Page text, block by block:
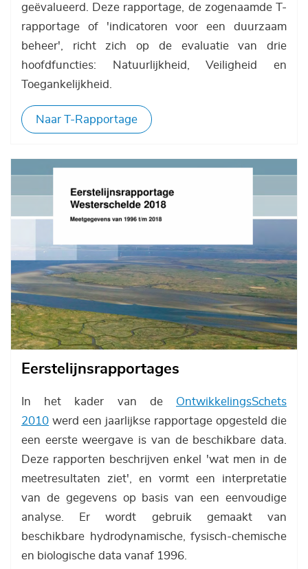
geëvalueerd. Deze rapportage, de zogenaamde T-
rapportage of 'indicatoren voor een duurzaam
beheer', richt zich op de evaluatie van drie
hoofdfuncties: Natuurlijkheid, Veiligheid en
Toegankelijkheid.
Naar T-Rapportage
Afbeelding
Eerstelijnsrapportages
In het kader van de OntwikkelingsSchets
2010 werd een jaarlijkse rapportage opgesteld die
een eerste weergave is van de beschikbare data.
Deze rapporten beschrijven enkel 'wat men in de
meetresultaten ziet', en vormt een interpretatie
van de gegevens op basis van een eenvoudige
analyse. Er wordt gebruik gemaakt van
beschikbare hydrodynamische, fysisch-chemische
en biologische data vanaf 1996.